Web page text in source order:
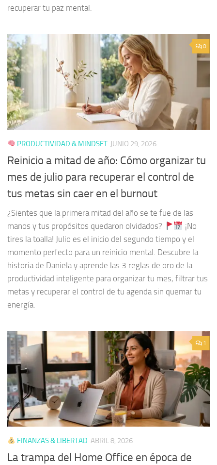
recuperar tu paz mental.
0
PRODUCTIVIDAD & MINDSET JUNIO 29, 2026
Reinicio a mitad de año: Cómo organizar tu
mes de julio para recuperar el control de
tus metas sin caer en el burnout
¿Sientes que la primera mitad del año se te fue de las
manos y tus propósitos quedaron olvidados?
¡No
tires la toalla! Julio es el inicio del segundo tiempo y el
momento perfecto para un reinicio mental. Descubre la
historia de Daniela y aprende las 3 reglas de oro de la
productividad inteligente para organizar tu mes, filtrar tus
metas y recuperar el control de tu agenda sin quemar tu
energía.
1
FINANZAS & LIBERTAD ABRIL 8, 2026
La trampa del Home Office en época de